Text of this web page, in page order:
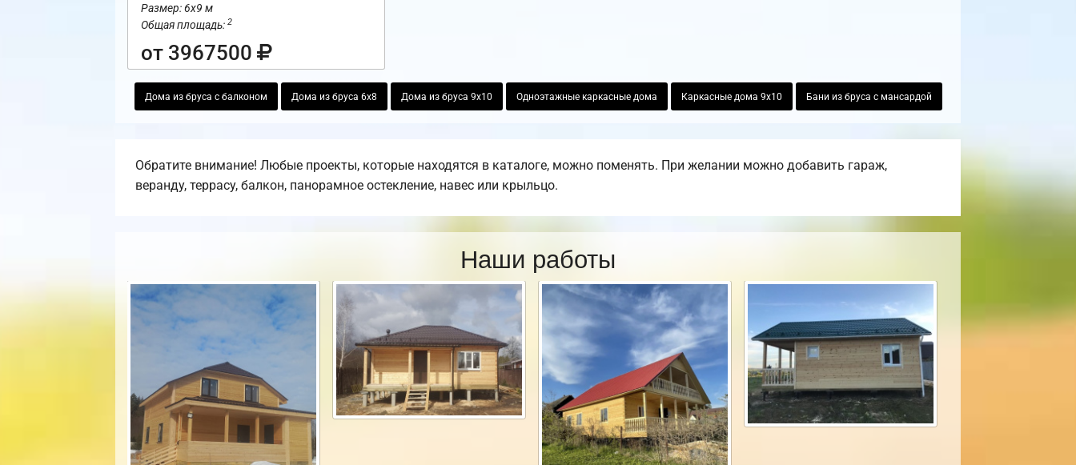
Размер: 6х9 м
Общая площадь: 2
от 3967500
Дома из бруса с балконом Дома из бруса 6х8 Дома из бруса 9х10 Одноэтажные каркасные дома Каркасные дома 9х10 Бани из бруса с мансардой
Обратите внимание! Любые проекты, которые находятся в каталоге, можно поменять. При желании можно добавить гараж,
веранду, террасу, балкон, панорамное остекление, навес или крыльцо.
Наши работы